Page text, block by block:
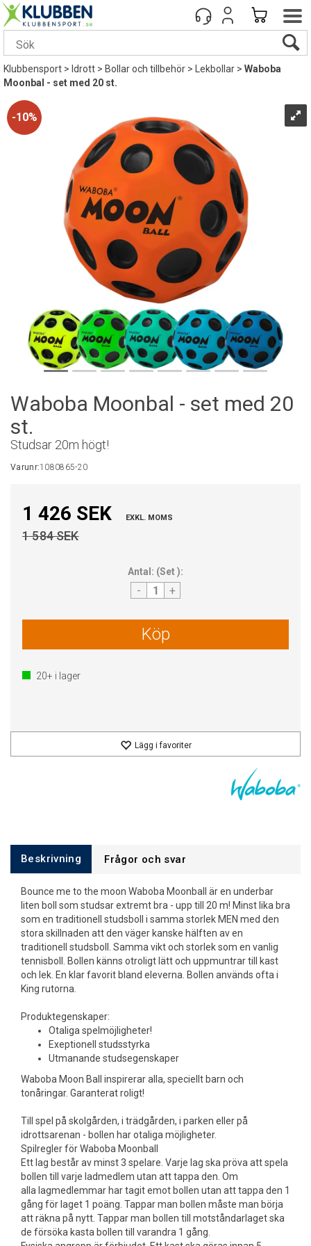
Klubbensport> Idrott>Bollar och tillbehör> Lekbollar>Waboba
Moonbal - set med 20 st.
10%
Waboba Moonbal - set med 20
st.
Studsar 20m högt!
Varunr:1080865-20
1 426 SEK EXKL. MOMS
1 584 SEK
Antal: (Set):
- +
Köp
20+ i lager
Lägg i favoriter
Beskrivning Frågor och svar
Bounce me to the moon Waboba Moonball är en underbar
liten boll som studsar extremt bra - upp till 20 m! Minst lika bra
som en traditionell studsboll i samma storlek MEN med den
stora skillnaden att den väger kanske hälften av en
traditionell studsboll. Samma vikt och storlek som en vanlig
tennisboll. Bollen känns otroligt lätt och uppmuntrar till kast
och lek. En klar favorit bland eleverna. Bollen används ofta i
King rutorna.
Produktegenskaper:
Otaliga spelmöjligheter!
Exeptionell studsstyrka
Utmanande studsegenskaper
Waboba Moon Ball inspirerar alla, speciellt barn och
tonåringar. Garanterat roligt!
Till spel på skolgården, i trädgården, i parken eller på
idrottsarenan - bollen har otaliga möjligheter.
Spilregler för Waboba Moonball
Ett lag består av minst 3 spelare. Varje lag ska pröva att spela
bollen till varje ladmedlem utan att tappa den. Om
alla lagmedlemmar har tagit emot bollen utan att tappa den 1
gång för laget 1 poäng. Tappar man bollen måste man börja
att räkna på nytt. Tappar man bollen till motståndarlaget ska
de försöka kasta bollen till varandra 1 gång.